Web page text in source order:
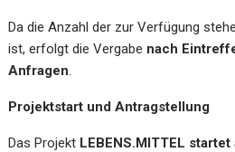
Da die Anzahl der zur Verfügung
ist, erfolgt die Vergabe nach
Anfragen.
Projektstart und Antragstellung
Das Projekt LEBENS.MITTEL